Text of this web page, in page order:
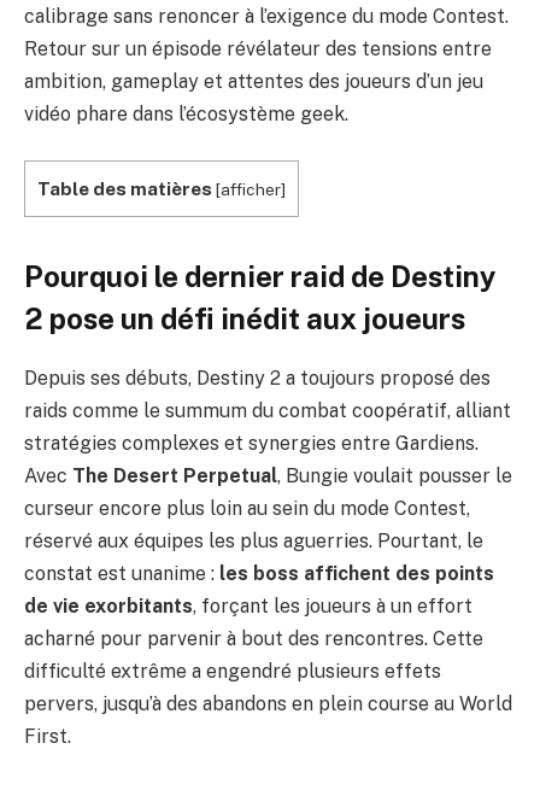
calibrage sans renoncer à l’exigence du mode Contest.
Retour sur un épisode révélateur des tensions entre
ambition, gameplay et attentes des joueurs d’un jeu
vidéo phare dans l’écosystème geek.
Table des matières [afficher]
Pourquoi le dernier raid de Destiny
2 pose un défi inédit aux joueurs
Depuis ses débuts, Destiny 2 a toujours proposé des
raids comme le summum du combat coopératif, alliant
stratégies complexes et synergies entre Gardiens.
Avec The Desert Perpetual, Bungie voulait pousser le
curseur encore plus loin au sein du mode Contest,
réservé aux équipes les plus aguerries. Pourtant, le
constat est unanime : les boss affichent des points
de vie exorbitants, forçant les joueurs à un effort
acharné pour parvenir à bout des rencontres. Cette
difficulté extrême a engendré plusieurs effets
pervers, jusqu’à des abandons en plein course au World
First.